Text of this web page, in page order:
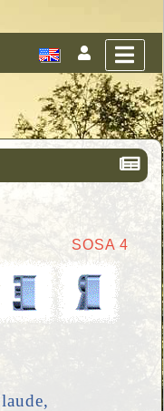
SOSA 4